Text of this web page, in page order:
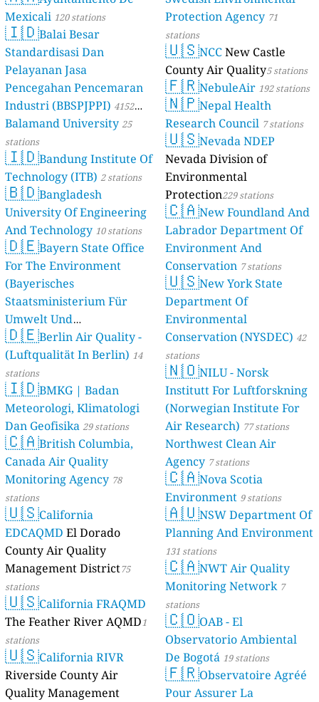
Mexicali 120 stations
🇮🇩Balai Besar
Standardisasi Dan
Pelayanan Jasa
Pencegahan Pencemaran
Industri (BBSPJPPI) 4152
stations
Balamand University25
stations
🇮🇩Bandung Institute Of
Technology (ITB) 2 stations
🇧🇩Bangladesh
University Of Engineering
And Technology 10 stations
🇩🇪Bayern State Office
For The Environment
(Bayerisches
Staatsministerium Für
Umwelt Und
Verbraucherschutz) - LfU
46 stations
🇩🇪Berlin Air Quality -
(Luftqualität In Berlin) 14
stations
🇮🇩BMKG | Badan
Meteorologi, Klimatologi
Dan Geofisika 29 stations
🇨🇦British Columbia,
Canada Air Quality
Monitoring Agency 78
stations
🇺🇸California
EDCAQMD El Dorado
County Air Quality
Management District75
stations
🇺🇸California FRAQMD
The Feather River AQMD1
stations
🇺🇸California RIVR
Riverside County Air
Quality Management
Protection Agency 71
stations
🇺🇸NCCNew Castle
County Air Quality5 stations
🇫🇷NebuleAir 192 stations
🇳🇵Nepal Health
Research Council 7 stations
🇺🇸Nevada NDEP
Nevada Division of
Environmental
Protection229 stations
🇨🇦New Foundland And
Labrador Department Of
Environment And
Conservation 7 stations
🇺🇸New York State
Department Of
Environmental
Conservation (NYSDEC) 42
stations
🇳🇴NILU - Norsk
Institutt For Luftforskning
(Norwegian Institute For
Air Research) 77 stations
Northwest Clean Air
Agency 7 stations
🇨🇦Nova Scotia
Environment 9 stations
🇦🇺NSW Department Of
Planning And Environment
131 stations
🇨🇦NWT Air Quality
Monitoring Network 7
stations
🇨🇴OAB - El
Observatorio Ambiental
De Bogotá 19 stations
🇫🇷Observatoire Agréé
Pour Assurer La